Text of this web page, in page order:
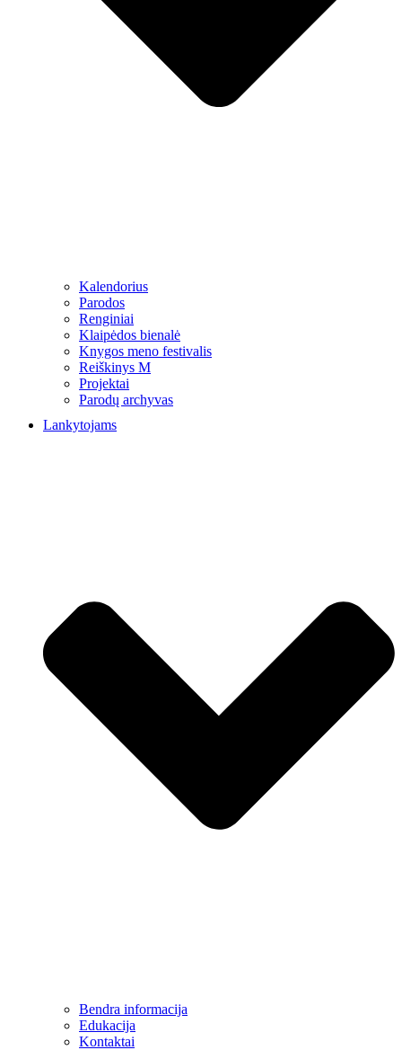
Kalendorius
Parodos
Renginiai
Klaipėdos bienalė
Knygos meno festivalis
Reiškinys M
Projektai
Parodų archyvas
Lankytojams
Bendra informacija
Edukacija
Kontaktai